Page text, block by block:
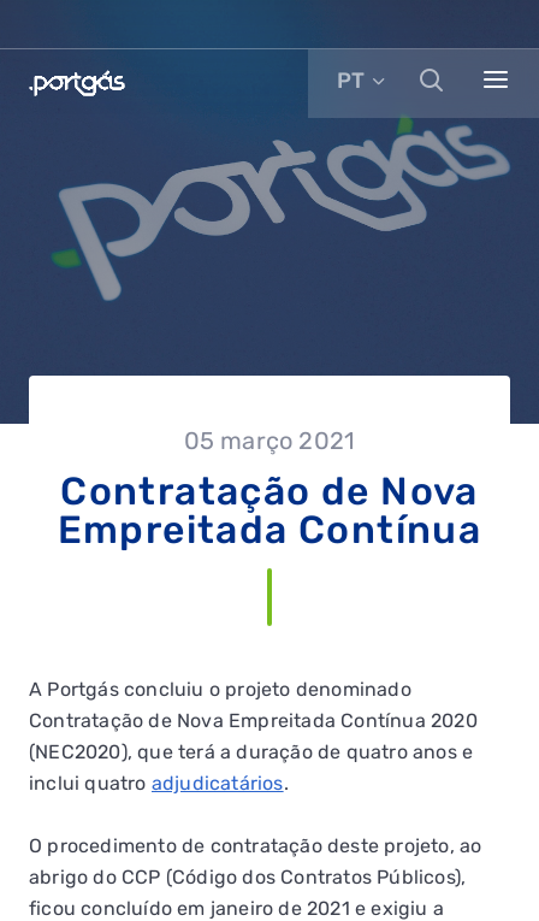
PT
05 março 2021
Contratação de Nova
Empreitada Contínua
A Portgás concluiu o projeto denominado
Contratação de Nova Empreitada Contínua 2020
(NEC2020), que terá a duração de quatro anos e
inclui quatro adjudicatários.
O procedimento de contratação deste projeto, ao
abrigo do CCP (Código dos Contratos Públicos),
ficou concluído em janeiro de 2021 e exigiu a